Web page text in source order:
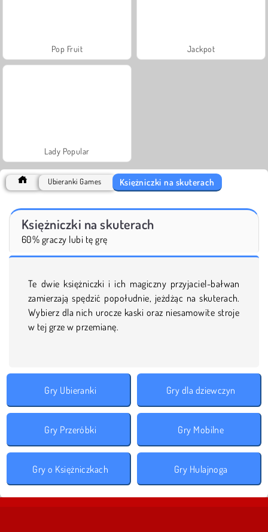
Pop Fruit Jackpot
Lady Popular
Ubieranki Games Księżniczki na skuterach
Księżniczki na skuterach
60% graczy lubi tę grę
Te dwie księżniczki i ich magiczny przyjaciel-bałwan
zamierzają spędzić popołudnie, jeżdżąc na skuterach.
Wybierz dla nich urocze kaski oraz niesamowite stroje
w tej grze w przemianę.
Gry Ubieranki Gry dla dziewczyn
Gry Przeróbki Gry Mobilne
Gry o Księżniczkach Gry Hulajnoga